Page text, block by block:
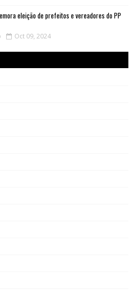
eleição de prefeitos e vereadores do PP
Oct 09, 2024